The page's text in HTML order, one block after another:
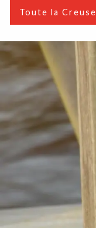
principal
Toute la Creuse